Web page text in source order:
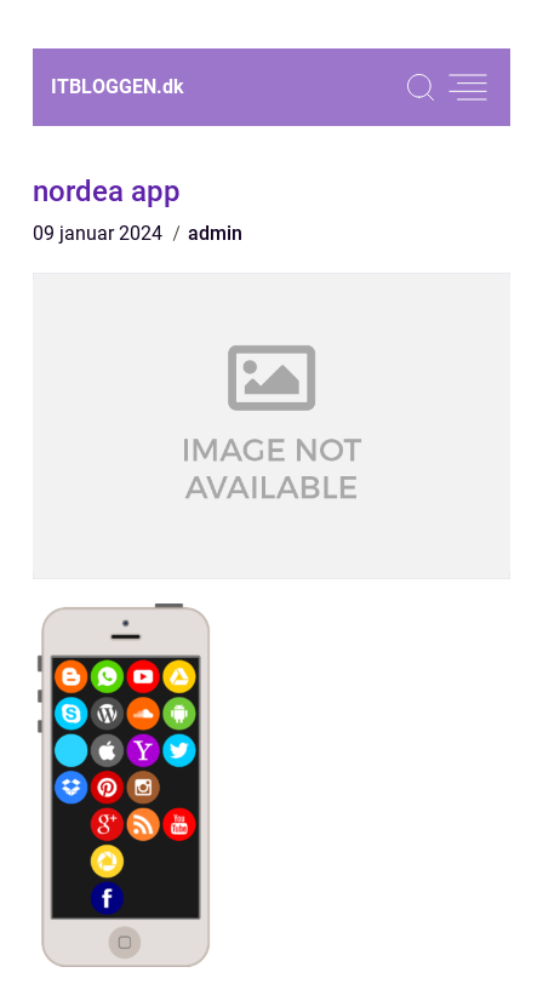
ITBLOGGEN.dk
nordea app
09 januar 2024 admin